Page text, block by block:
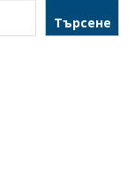
Търсене